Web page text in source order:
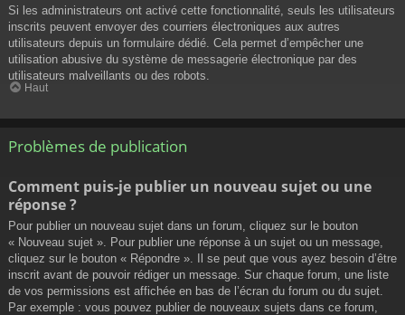
Si les administrateurs ont activé cette fonctionnalité, seuls les utilisateurs
inscrits peuvent envoyer des courriers électroniques aux autres
utilisateurs depuis un formulaire dédié. Cela permet d’empêcher une
utilisation abusive du système de messagerie électronique par des
utilisateurs malveillants ou des robots.
Haut
Problèmes de publication
Comment puis-je publier un nouveau sujet ou une
réponse ?
Pour publier un nouveau sujet dans un forum, cliquez sur le bouton
« Nouveau sujet ». Pour publier une réponse à un sujet ou un message,
cliquez sur le bouton « Répondre ». Il se peut que vous ayez besoin d’être
inscrit avant de pouvoir rédiger un message. Sur chaque forum, une liste
de vos permissions est affichée en bas de l’écran du forum ou du sujet.
Par exemple : vous pouvez publier de nouveaux sujets dans ce forum,